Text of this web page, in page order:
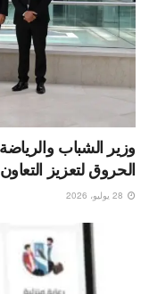
وزير الشباب
الحروق لتعزيز